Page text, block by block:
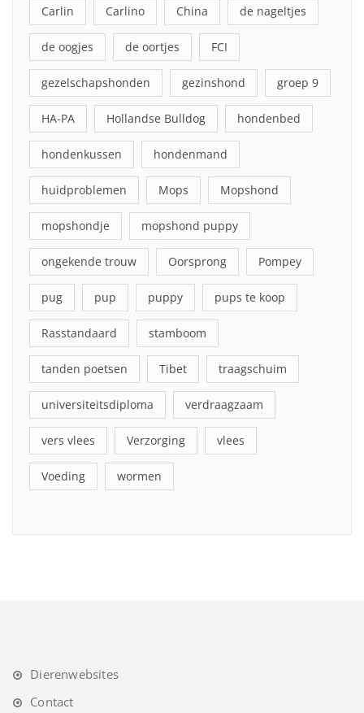
Carlin Carlino China de nageltjes
de oogjes de oortjes FCI
gezelschapshonden gezinshond groep 9
HA-PA Hollandse Bulldog hondenbed
hondenkussen hondenmand
huidproblemen Mops Mopshond
mopshondje mopshond puppy
ongekende trouw Oorsprong Pompey
pug pup puppy pups te koop
Rasstandaard stamboom
tanden poetsen Tibet traagschuim
universiteitsdiploma verdraagzaam
vers vlees Verzorging vlees
Voeding wormen
Dierenwebsites
Contact